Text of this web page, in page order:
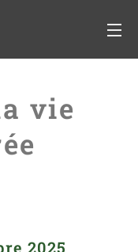
vie
2025